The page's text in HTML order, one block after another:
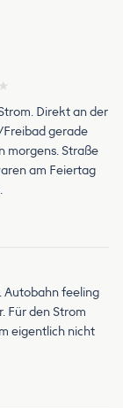
★
Direkt an der
Freibad gerade
morgens. Straße
am Feiertag
Autobahn feeling
Für den Strom
eigentlich nicht